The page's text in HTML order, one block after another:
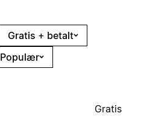
Gratis + betalt
Populær
Gratis